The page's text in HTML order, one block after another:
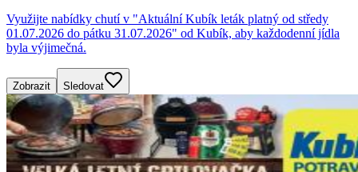
Využijte nabídky chutí v "Aktuální Kubík leták platný od středy
01.07.2026 do pátku 31.07.2026" od Kubík, aby každodenní jídla
byla výjimečná.
Zobrazit Sledovat